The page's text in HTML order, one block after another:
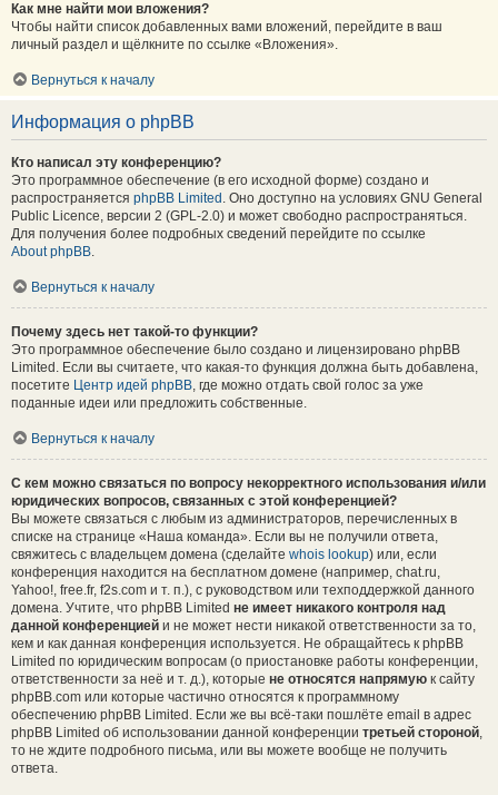
Как мне найти мои вложения?
Чтобы найти список добавленных вами вложений, перейдите в ваш
личный раздел и щёлкните по ссылке «Вложения».
Вернуться к началу
Информация о phpBB
Кто написал эту конференцию?
Это программное обеспечение (в его исходной форме) создано и
распространяется phpBB Limited . Оно доступно на условиях GNU General
Public Licence, версии 2 (GPL-2.0) и может свободно распространяться.
Для получения более подробных сведений перейдите по ссылке
About phpBB.
Вернуться к началу
Почему здесь нет такой-то функции?
Это программное обеспечение было создано и лицензировано phpBB
Limited. Если вы считаете, что какая-то функция должна быть добавлена,
посетите Центр идей phpBB, где можно отдать свой голос за уже
поданные идеи или предложить собственные.
Вернуться к началу
С кем можно связаться по вопросу некорректного использования и/или
юридических вопросов, связанных с этой конференцией?
Вы можете связаться с любым из администраторов, перечисленных в
списке на странице «Наша команда». Если вы не получили ответа,
свяжитесь с владельцем домена (сделайте whois lookup) или, если
конференция находится на бесплатном домене (например, chat.ru,
Yahoo!, free.fr, f2s.com и т. п.), с руководством или техподдержкой данного
домена. Учтите, что phpBB Limited не имеет никакого контроля над
данной конференцией и не может нести никакой ответственности за то,
кем и как данная конференция используется. Не обращайтесь к phpBB
Limited по юридическим вопросам (о приостановке работы конференции,
ответственности за неё и т. д.), которые не относятся напрямую к сайту
phpBB.com или которые частично относятся к программному
обеспечению phpBB Limited. Если же вы всё-таки пошлёте email в адрес
phpBB Limited об использовании данной конференции третьей стороной,
то не ждите подробного письма, или вы можете вообще не получить
ответа.